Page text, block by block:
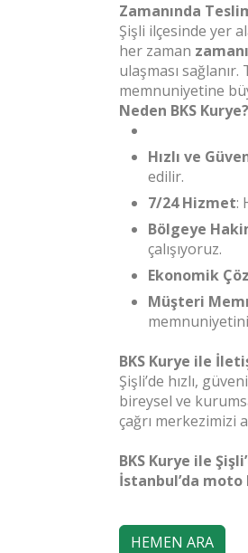
Zamanında
Şişli ilçesinde yer
her zaman
ulaşması
memnuniyetine
Neden BKS Kurye?
Hızlı ve
edilir.
7/24 Hizmet:
Bölgeye
çalışıyoruz.
Ekonomik
Müşteri
BKS Kurye ile
Şişli’de hızlı,
bireysel ve
çağrı merkezimizi
BKS Kurye ile
İstanbul’da
HEMEN ARA